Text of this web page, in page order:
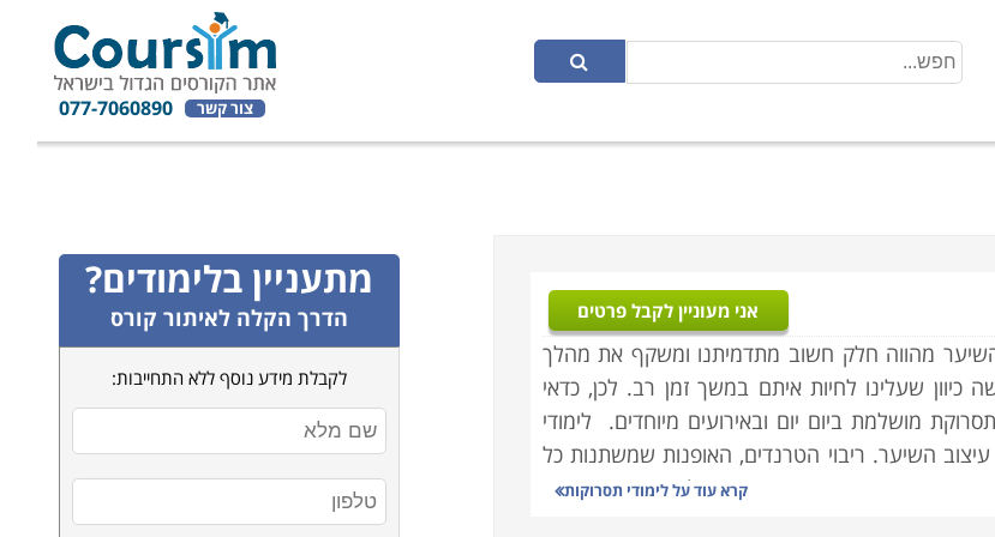
צור קשר 077-7060890
אני מעוניין לקבל פרטים
מהווה חלק חשוב מתדמיתנו ומשקף את מהלך
כיוון שעלינו לחיות איתם במשך זמן רב. לכן, כדאי
מושלמת ביום יום ובאירועים מיוחדים.
לימודי
השיער. ריבוי הטרנדים, האופנות שמשתנות כל
המתחרים הרבים בתחום מולידים מצב שבו יש
קרא עוד עללימודי תסרוקות
מתעניין בלימודים?
הדרך הקלה לאיתור קורס
לקבלת מידע נוסף ללא התחייבות: